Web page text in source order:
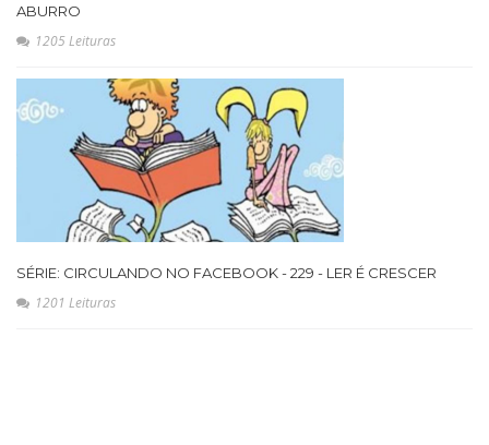
ABURRO
1205 Leituras
SÉRIE: CIRCULANDO NO FACEBOOK - 229 - LER É CRESCER
1201 Leituras